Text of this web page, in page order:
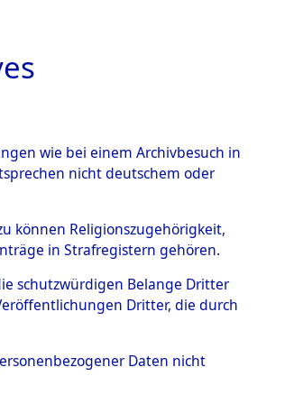
→0002
wie bei einem Archivbesuch in
nicht deutschem oder
können Religionszugehörigkeit,
in Strafregistern gehören.
schutzwürdigen Belange Dritter
Dritter, die durch
Daten nicht